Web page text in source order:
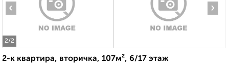
2/2
‹ ›
2-к квартира, вторичка, 107м², 6/17 этаж